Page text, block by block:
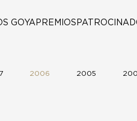
GOYA PREMIOS
2006 2005